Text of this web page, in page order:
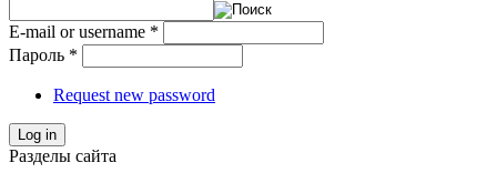
E-mail or username *
Пароль *
Request new password
Log in
Разделы сайта